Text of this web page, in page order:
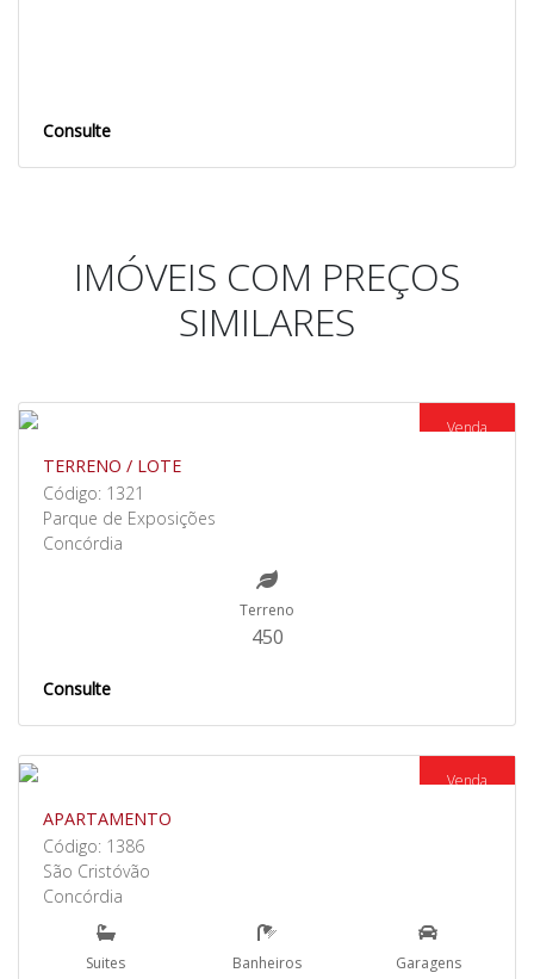
Consulte
IMÓVEIS COM PREÇOS
SIMILARES
Venda
TERRENO / LOTE
Código: 1321
Parque de Exposições
Concórdia
Terreno
450
Consulte
Venda
APARTAMENTO
Código: 1386
São Cristóvão
Concórdia
Suites Banheiros Garagens